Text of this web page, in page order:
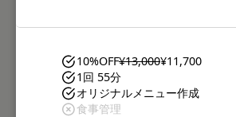
10%OFF¥13,000¥11,700
1回 55分
オリジナルメニュー作成
食事管理